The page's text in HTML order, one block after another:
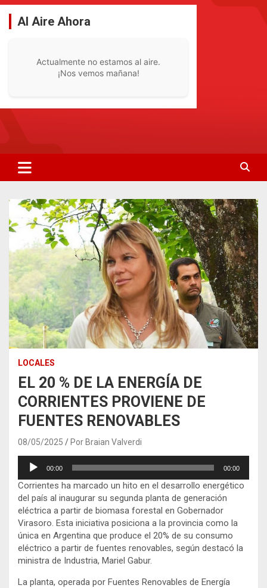
Saltar
contenido
Al Aire Ahora
Actualmente no estamos al aire.
¡Nos vemos mañana!
LOCALES
EL 20 % DE LA ENERGÍA DE
CORRIENTES PROVIENE DE
FUENTES RENOVABLES
08/05/2025 Por Braian Valverdi
Reproductor
audio
00:00 00:00
Corrientes ha marcado un hito en el desarrollo energético
del país al inaugurar su segunda planta de generación
eléctrica a partir de biomasa forestal en Gobernador
Virasoro. Esta iniciativa posiciona a la provincia como la
única en Argentina que produce el 20% de su consumo
eléctrico a partir de fuentes renovables, según destacó la
ministra de Industria, Mariel Gabur.
La planta, operada por Fuentes Renovables de Energía